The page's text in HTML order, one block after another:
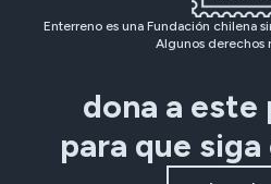
Enterreno es una Fundación chilena
Algunos derechos
dona a
para que